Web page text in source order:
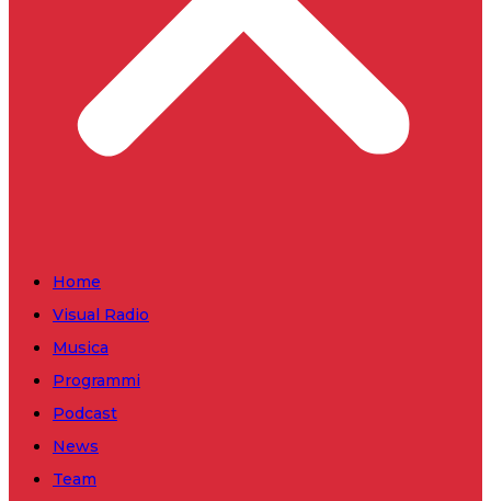
Home
Visual Radio
Musica
Programmi
Podcast
News
Team